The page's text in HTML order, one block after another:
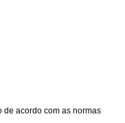
acordo com as normas